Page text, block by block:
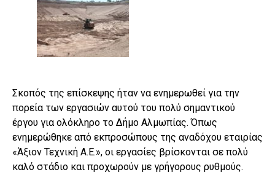
Σκοπός της επίσκεψης ήταν να ενημερωθεί για την
πορεία των εργασιών αυτού του πολύ σημαντικού
έργου για ολόκληρο το Δήμο Αλμωπίας. Όπως
ενημερώθηκε από εκπροσώπους της αναδόχου εταιρίας
«Άξιον Τεχνική Α.Ε.», οι εργασίες βρίσκονται σε πολύ
καλό στάδιο και προχωρούν με γρήγορους ρυθμούς.